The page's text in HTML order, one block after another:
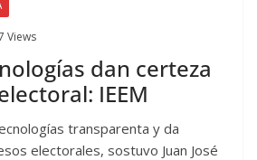
Views
dan certeza
IEEM
transparenta y da
electorales, sostuvo Juan José